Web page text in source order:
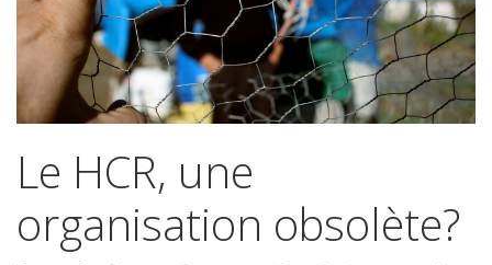
Le HCR, une
organisation obsolète?